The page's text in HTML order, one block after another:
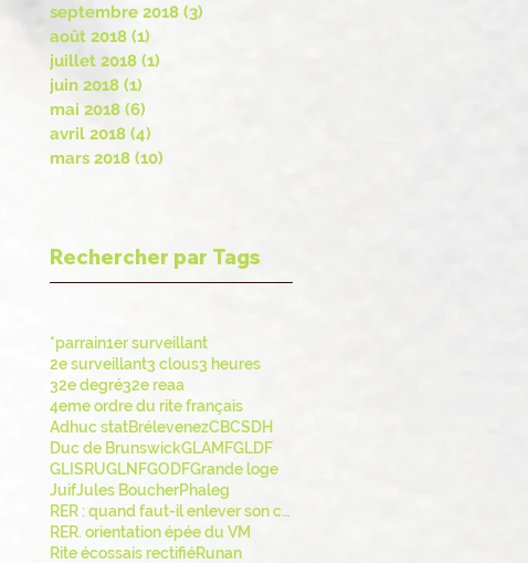
septembre 2018 (3)
août 2018 (1)
juillet 2018 (1)
juin 2018 (1)
mai 2018 (6)
avril 2018 (4)
mars 2018 (10)
Rechercher par Tags
*parrain1er surveillant
2e surveillant3 clous3 heures
32e degré32e reaa
4eme ordre du rite français
Adhuc statBrélevenezCBCSDH
Duc de BrunswickGLAMFGLDF
GLISRUGLNFGODFGrande loge
JuifJules BoucherPhaleg
RER : quand faut-il enlever son chapeau ?
RER. orientation épée du VM
Rite écossais rectifiéRunan